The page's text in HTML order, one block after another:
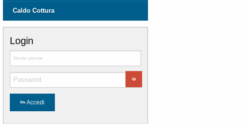
Caldo Cottura
Login
Accedi